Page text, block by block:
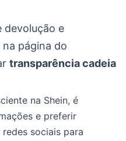
devolução e
página do
transparência cadeia
na Shein, é
e preferir
sociais para